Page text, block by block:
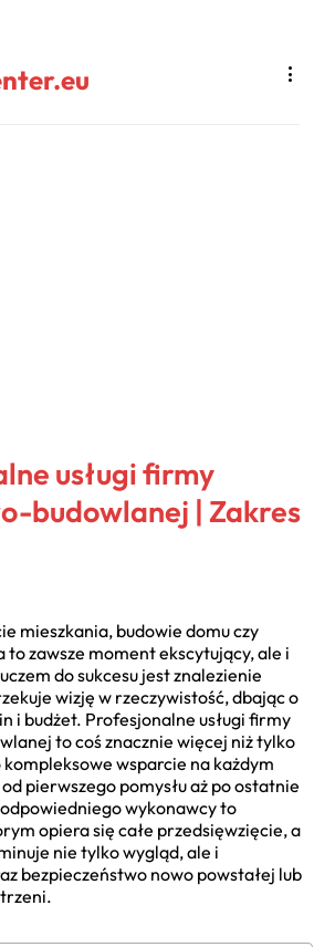
usługi firmy
budowlanej | Zakres
mieszkania, budowie domu czy
to zawsze moment ekscytujący, ale i
do sukcesu jest znalezienie
wizję w rzeczywistość, dbając o
i budżet. Profesjonalne usługi firmy
to coś znacznie więcej niż tylko
kompleksowe wsparcie na każdym
pierwszego pomysłu aż po ostatnie
wykonawcy to
opiera się całe przedsięwzięcie, a
nie tylko wygląd, ale i
bezpieczeństwo nowo powstałej lub